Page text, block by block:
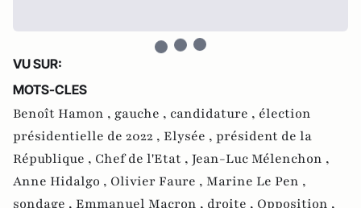
VU SUR:
MOTS-CLES
Benoît Hamon , gauche , candidature , élection
présidentielle de 2022 , Elysée , président de la
République , Chef de l'Etat , Jean-Luc Mélenchon ,
Anne Hidalgo , Olivier Faure , Marine Le Pen ,
sondage , Emmanuel Macron , droite , Opposition ,